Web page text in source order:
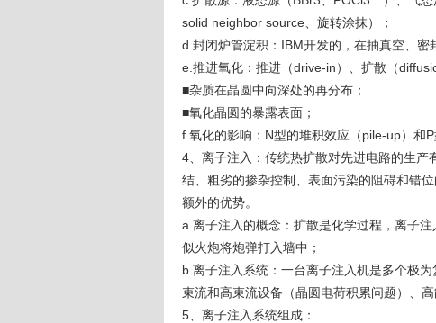
solid neighbor source、旋转涂抹）；
d.封闭炉管淀积：IBM开发的，在抽真空、密
e.推进氧化：推进（drive-in）、扩散（
■杂质在晶圆中向深处的再分布；
■氧化晶圆的暴露表面；
f.氧化的影响：N型的堆积效应（pile-up）和P
4、离子注入：传统热扩散对先进电路的生
结、粗劣的掺杂控制、表面污染的阻碍和错
额外的优势。
a.离子注入的概念：扩散是化学过程，离子
似火炮将炮弹打入墙中；
b.离子注入系统：一台离子注入机是多个极
束流和高束流设备（晶圆电荷积累问题）、
5、离子注入系统组成：